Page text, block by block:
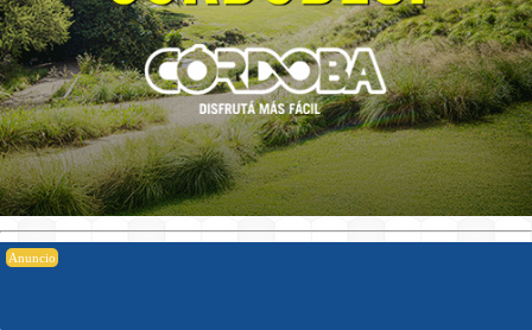
Anuncio